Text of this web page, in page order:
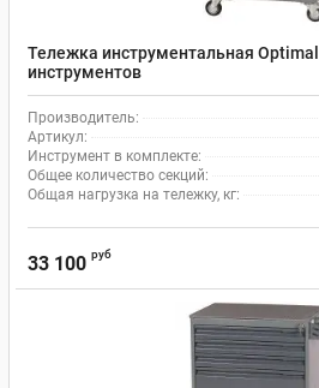
Тележка инструментальная
инструментов
Производитель:
Артикул:
Инструмент в комплекте:
Общее количество секций:
Общая нагрузка на тележку, кг:
33 100 руб